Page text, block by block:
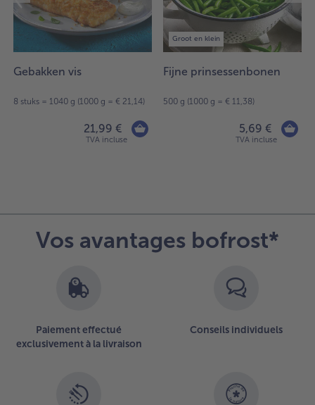
Gebakken vis
8 stuks = 1040 g (1000 g = € 21,14)
21,99 €
TVA incluse
Groot en klein
Fijne prinsessenbonen
500 g (1000 g = € 11,38)
5,69 €
TVA incluse
Vos avantages bofrost*
Paiement effectué
exclusivement à la livraison
Conseils individuels